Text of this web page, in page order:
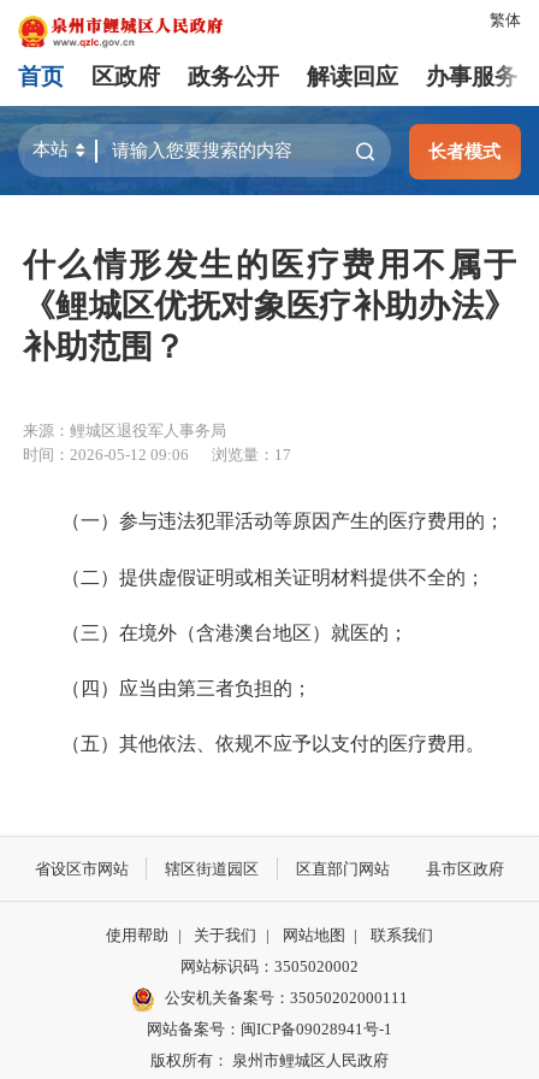
繁体
首页 区政府 政务公开 解读回应 办事服务
长者模式
什么情形发生的医疗费用不属于
《鲤城区优抚对象医疗补助办法》
补助范围？
来源：鲤城区退役军人事务局
时间：2026-05-12 09:06
浏览量： 17
（一）参与违法犯罪活动等原因产生的医疗费用的；
（二）提供虚假证明或相关证明材料提供不全的；
（三）在境外（含港澳台地区）就医的；
（四）应当由第三者负担的；
（五）其他依法、依规不应予以支付的医疗费用。
省设区市网站 辖区街道园区 区直部门网站 县市区政府
使用帮助 | 关于我们 | 网站地图 |
联系我们
网站标识码：3505020002
公安机关备案号：35050202000111
网站备案号：闽ICP备09028941号-1
版权所有： 泉州市鲤城区人民政府